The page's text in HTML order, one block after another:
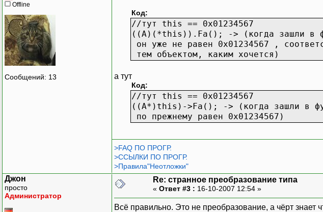
Offline
Сообщений: 13
Код:
//тут this == 0x01234567
((A)(*this)).Fa(); -> (когда зашли в
он уже не равен 0x01234567 ,
тем объектом, каким хочется)
а тут
Код:
//тут this == 0x01234567
((A*)this)->Fa(); -> (когда зашли в
по прежнему равен 0x01234567)
>FAQ ПО ПРОГР.
>ССЫЛКИ ПО ПРОГР.
>Правила"Неотложки"
Джон
просто
Администратор
Re: странное преобразование типа
« Ответ #3 : 16-10-2007 12:54 »
Всё правильно. Это не преобразование, а чёрт знает